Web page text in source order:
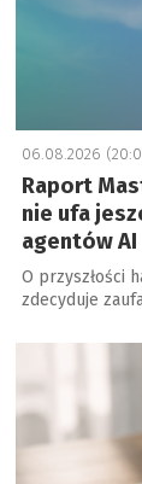
06.08.2026
Raport
nie ufa
agentów AI
O przyszłości
zdecyduje
a